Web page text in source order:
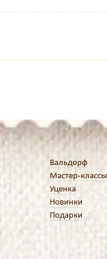
Вальдорф
Мастер-классы
Уценка
Новинки
Подарки